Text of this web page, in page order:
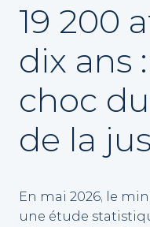
19 200
dix ans
choc
de la
En mai 2026, le
une étude